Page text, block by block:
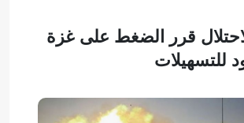
قرر الضغط على غزة
للتسهيلات